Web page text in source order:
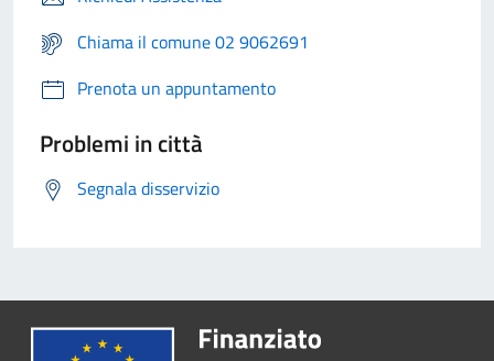
Chiama il comune 02 9062691
Prenota un appuntamento
Problemi in città
Segnala disservizio